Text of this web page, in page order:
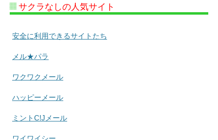
サクラなしの人気サイト
安全に利用できるサイトたち
メル★パラ
ワクワクメール
ハッピーメール
ミントC!Jメール